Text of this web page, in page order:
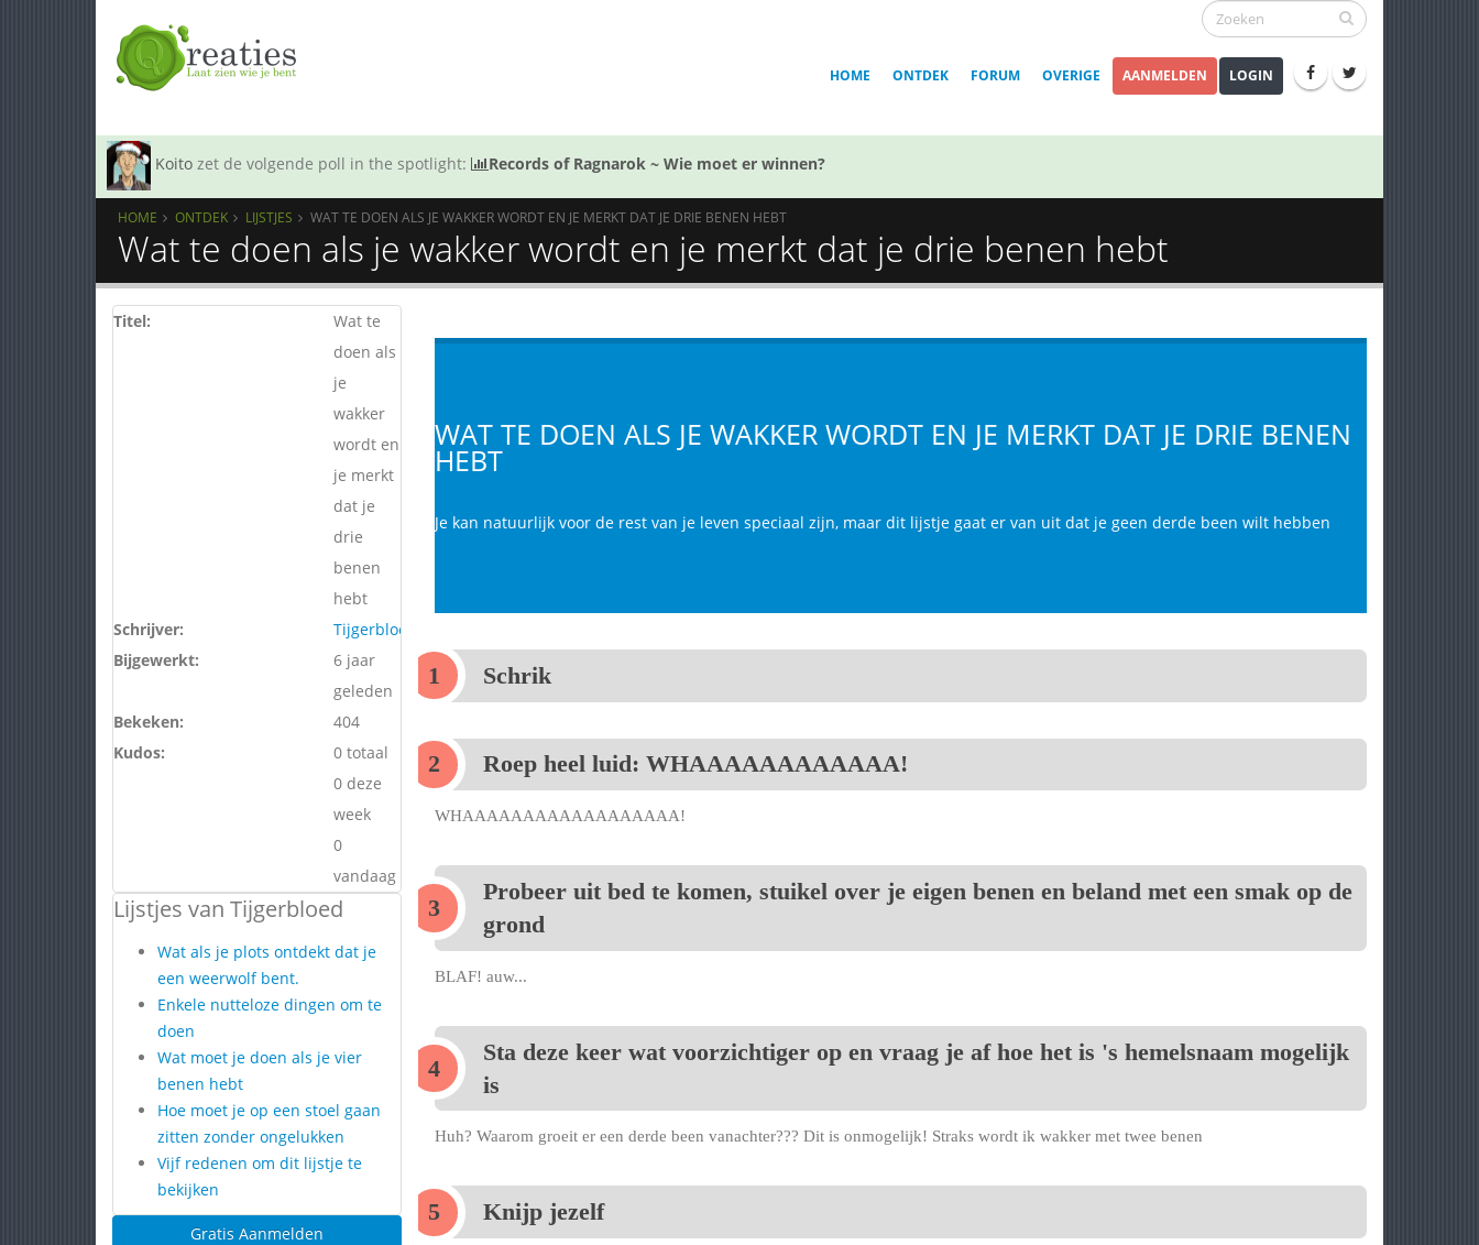
HOME ONTDEK FORUM OVERIGE AANMELDEN LOGIN
Koito zet de volgende poll in the spotlight: Records of Ragnarok ~ Wie moet er winnen?
HOME ONTDEK LIJSTJES WAT TE DOEN ALS JE WAKKER WORDT EN JE MERKT DAT JE DRIE BENEN HEBT
Wat te doen als je wakker wordt en je merkt dat je drie benen hebt
Titel:
Wat te
doen als
je
wakker
wordt en
je merkt
dat je
drie
benen
hebt
Schrijver:
Tijgerbloed
Bijgewerkt:
6 jaar
geleden
Bekeken:
404
Kudos:
0 totaal
0 deze
week
0
vandaag
Lijstjes van Tijgerbloed
Wat als je plots ontdekt dat je
een weerwolf bent.
Enkele nutteloze dingen om te
doen
Wat moet je doen als je vier
benen hebt
Hoe moet je op een stoel gaan
zitten zonder ongelukken
Vijf redenen om dit lijstje te
bekijken
Gratis Aanmelden
WAT TE DOEN ALS JE WAKKER WORDT EN JE MERKT DAT JE DRIE BENEN
HEBT
Je kan natuurlijk voor de rest van je leven speciaal zijn, maar dit lijstje gaat er van uit dat je geen derde been wilt hebben
Schrik
Roep heel luid: WHAAAAAAAAAAAA!
WHAAAAAAAAAAAAAAAAAA!
Probeer uit bed te komen, stuikel over je eigen benen en beland met een smak op de
grond
BLAF! auw...
Sta deze keer wat voorzichtiger op en vraag je af hoe het is 's hemelsnaam mogelijk
is
Huh? Waarom groeit er een derde been vanachter??? Dit is onmogelijk! Straks wordt ik wakker met twee benen
Knijp jezelf